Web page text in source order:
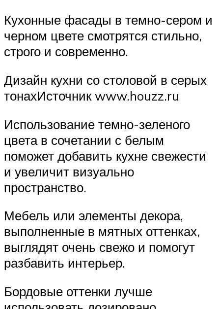
Кухонные фасады в темно-сером и
черном цвете смотрятся стильно,
строго и современно.
Дизайн кухни со столовой в серых
тонахИсточник www.houzz.ru
Использование темно-зеленого
цвета в сочетании с белым
поможет добавить кухне свежести
и увеличит визуально
пространство.
Мебель или элементы декора,
выполненные в мятных оттенках,
выглядят очень свежо и помогут
разбавить интерьер.
Бордовые оттенки лучше